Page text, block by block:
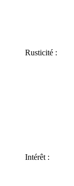
Rusticité :
Intérêt :